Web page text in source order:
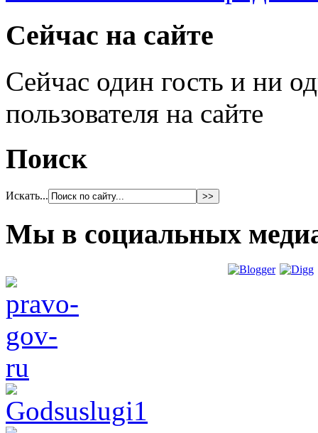
Сейчас на сайте
Сейчас один гость и ни
пользователя на сайте
Поиск
Искать...
Мы в социальных